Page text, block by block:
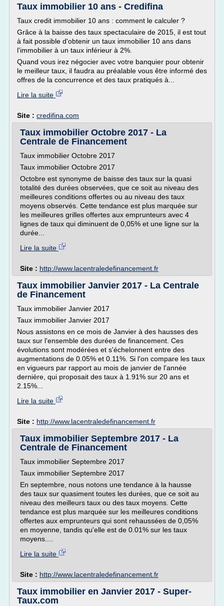
Taux immobilier 10 ans - Credifina
Taux credit immobilier 10 ans : comment le calculer ?
Grâce à la baisse des taux spectaculaire de 2015, il est tout
à fait possible d'obtenir un taux immobilier 10 ans dans
l'immobilier à un taux inférieur à 2%.
Quand vous irez négocier avec votre banquier pour obtenir
le meilleur taux, il faudra au préalable vous être informé des
offres de la concurrence et des taux pratiqués à...
Lire la suite
Site : credifina.com
Taux immobilier Octobre 2017 - La
Centrale de Financement
Taux immobilier Octobre 2017
Taux immobilier Octobre 2017
Octobre est synonyme de baisse des taux sur la quasi
totalité des durées observées, que ce soit au niveau des
meilleures conditions offertes ou au niveau des taux
moyens observés. Cette tendance est plus marquée sur
les meilleures grilles offertes aux emprunteurs avec 4
lignes de taux qui diminuent de 0,05% et une ligne sur la
durée...
Lire la suite
Site : http://www.lacentraledefinancement.fr
Taux immobilier Janvier 2017 - La Centrale
de Financement
Taux immobilier Janvier 2017
Taux immobilier Janvier 2017
Nous assistons en ce mois de Janvier à des hausses des
taux sur l'ensemble des durées de financement. Ces
évolutions sont modérées et s'échelonnent entre des
augmentations de 0.05% et 0.11%. Si l'on compare les taux
en vigueurs par rapport au mois de janvier de l'année
dernière, qui proposait des taux à 1.91% sur 20 ans et
2.15%...
Lire la suite
Site : http://www.lacentraledefinancement.fr
Taux immobilier Septembre 2017 - La
Centrale de Financement
Taux immobilier Septembre 2017
Taux immobilier Septembre 2017
En septembre, nous notons une tendance à la hausse
des taux sur quasiment toutes les durées, que ce soit au
niveau des meilleurs taux ou des taux moyens. Cette
tendance est plus marquée sur les meilleures conditions
offertes aux emprunteurs qui sont rehaussées de 0,05%
en moyenne, tandis qu'elle est de 0.01% sur les taux
moyens....
Lire la suite
Site : http://www.lacentraledefinancement.fr
Taux immobilier en Janvier 2017 - Super-
Taux.com